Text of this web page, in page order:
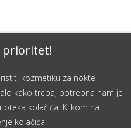
prioritet!
kozmetiku za nokte
kako treba, potrebna nam je
kolačića. Klikom na
kolačića.